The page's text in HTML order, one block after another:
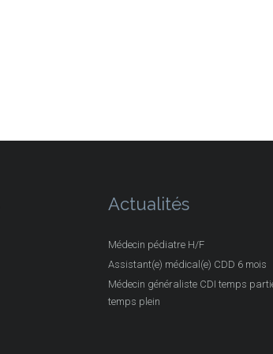
Actualités
Médecin pédiatre H/F
Assistant(e) médical(e) CDD 6 mois
Médecin généraliste CDI temps
temps plein